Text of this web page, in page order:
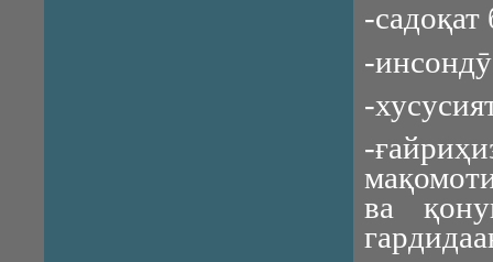
-
-
-
-
ва